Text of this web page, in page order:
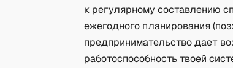
к регулярному составлению
ежегодного планирования
предпринимательство дает
работоспособность твоей